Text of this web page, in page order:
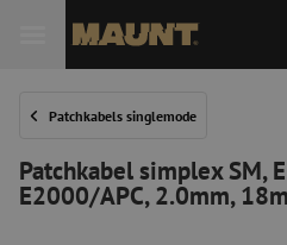
Patchkabels singlemode
Patchkabel simplex SM,
E2000/APC, 2.0mm,